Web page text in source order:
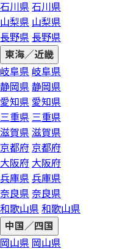
石川県 石川県
山梨県 山梨県
長野県 長野県
東海／近畿
岐阜県 岐阜県
静岡県 静岡県
愛知県 愛知県
三重県 三重県
滋賀県 滋賀県
京都府 京都府
大阪府 大阪府
兵庫県 兵庫県
奈良県 奈良県
和歌山県 和歌山県
中国／四国
岡山県 岡山県